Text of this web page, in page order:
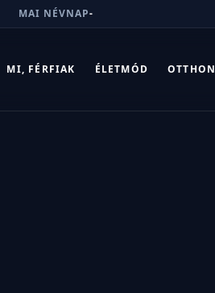
MAI NÉVNAP-
MI, FÉRFIAK ÉLETMÓD OTTHON